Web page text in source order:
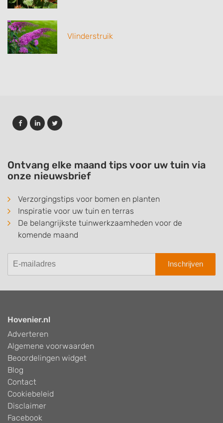
Vlinderstruik
Ontvang elke maand tips voor uw tuin via
onze nieuwsbrief
Verzorgingstips voor bomen en planten
Inspiratie voor uw tuin en terras
De belangrijkste tuinwerkzaamheden voor de
komende maand
Inschrijven
Hovenier.nl
Adverteren
Algemene voorwaarden
Beoordelingen widget
Blog
Contact
Cookiebeleid
Disclaimer
Facebook